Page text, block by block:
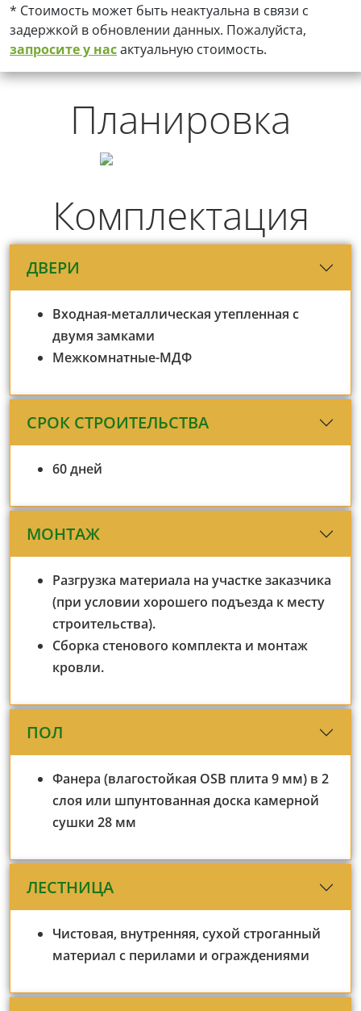
* Стоимость может быть неактуальна в связи с
задержкой в обновлении данных. Пожалуйста,
запросите у насактуальную стоимость.
Планировка
Комплектация
ДВЕРИ
Входная-металлическая утепленная с
двумя замками
Межкомнатные-МДФ
СРОК СТРОИТЕЛЬСТВА
60 дней
МОНТАЖ
Разгрузка материала на участке заказчика
(при условии хорошего подъезда к месту
строительства).
Сборка стенового комплекта и монтаж
кровли.
ПОЛ
Фанера (влагостойкая OSB плита 9 мм) в 2
слоя или шпунтованная доска камерной
сушки 28 мм
ЛЕСТНИЦА
Чистовая, внутренняя, сухой строганный
материал с перилами и ограждениями